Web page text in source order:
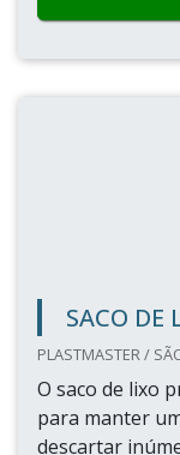
SACO DE
PLASTMASTER /
O saco de lixo
para manter
descartar